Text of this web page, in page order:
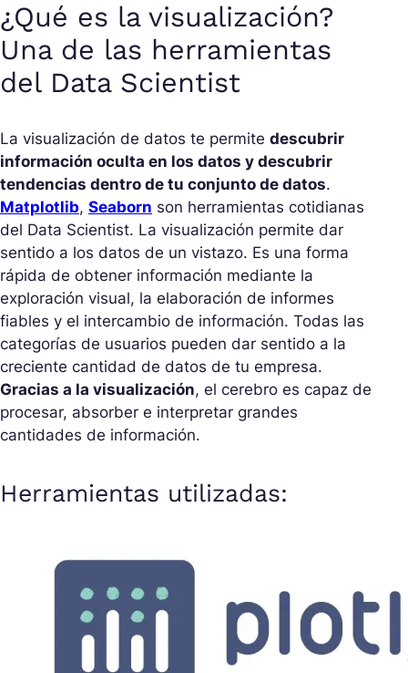
¿Qué es la visualización?
Una de las herramientas
del Data Scientist
La visualización de datos te permite descubrir
información oculta en los datos y descubrir
tendencias dentro de tu conjunto de datos.
Matplotlib, Seaborn son herramientas cotidianas
del Data Scientist. La visualización permite dar
sentido a los datos de un vistazo. Es una forma
rápida de obtener información mediante la
exploración visual, la elaboración de informes
fiables y el intercambio de información. Todas las
categorías de usuarios pueden dar sentido a la
creciente cantidad de datos de tu empresa.
Gracias a la visualización, el cerebro es capaz de
procesar, absorber e interpretar grandes
cantidades de información.
Herramientas utilizadas: